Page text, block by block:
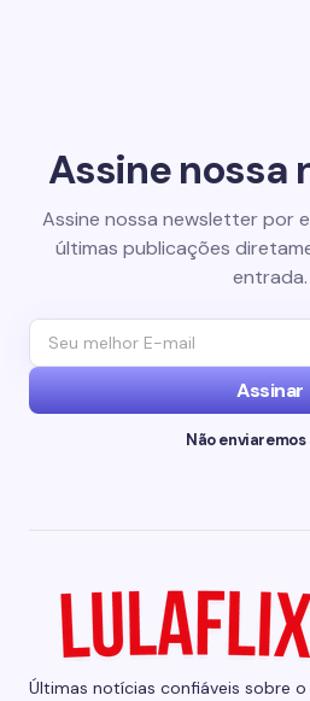
Assine nossa
Assine nossa newsletter por
últimas publicações
entrada.
Assinar
Não enviaremos
Últimas notícias confiáveis sobre